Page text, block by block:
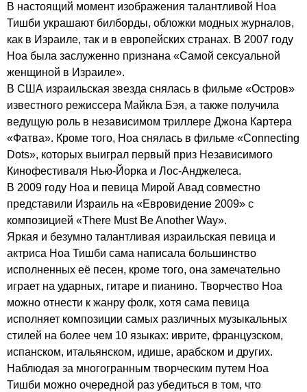
В настоящий момент изображения талантливой Ноа
Тишби украшают билборды, обложки модных журналов,
как в Израиле, так и в европейских странах. В 2007 году
Ноа была заслуженно признана «Самой сексуальной
женщиной в Израиле».
В США израильская звезда снялась в фильме «Остров»
известного режиссера Майкла Бэя, а также получила
ведущую роль в независимом триллере Джона Картера
«Фатва». Кроме того, Ноа снялась в фильме «Connecting
Dots», которых выиграл первый приз Независимого
Кинофестиваля Нью-Йорка и Лос-Анджелеса.
В 2009 году Ноа и певица Мирой Авад совместно
представили Израиль на «Евровидение 2009» с
композицией «There Must BeAnother Way».
Яркая и безумно талантливая израильская певица и
актриса Ноа Тишби сама написала большинство
исполненных её песен, кроме того, она замечательно
играет на ударных, гитаре и пианино. Творчество Ноа
можно отнести к жанру фолк, хотя сама певица
исполняет композиции самых различных музыкальных
стилей на более чем 10 языках: иврите, французском,
испанском, итальянском, идише, арабском и других.
Наблюдая за многогранным творческим путем Ноа
Тишби можно очередной раз убедиться в том, что